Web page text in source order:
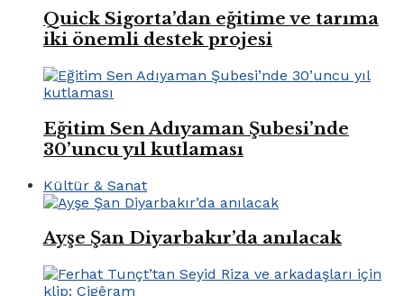
Quick Sigorta’dan eğitime ve tarıma
iki önemli destek projesi
Eğitim Sen Adıyaman Şubesi’nde
30’uncu yıl kutlaması
Kültür & Sanat
Ayşe Şan Diyarbakır’da anılacak